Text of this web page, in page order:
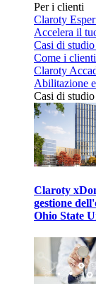
Per i clienti
Claroty
Accelera il
Casi di
Come i
Claroty
Abilitazione
Casi di
Claroty
gestione
Ohio State